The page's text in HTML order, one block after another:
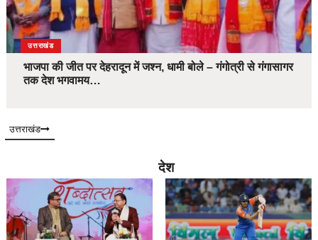
उत्तराखंड
भाजपा की जीत पर देहरादून में जश्न, धामी बोले – गंगोत्री से गंगासागर
तक देश भगवामय…
उत्तराखंड
देश